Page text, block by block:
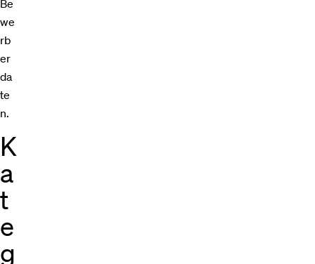
Be
we
rb
er
da
te
n.
K
a
t
e
g